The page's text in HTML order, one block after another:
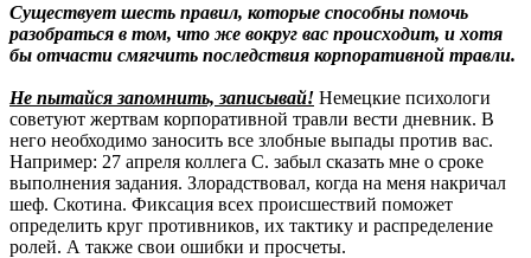
Существует шесть правил, которые способны помочь
разобраться в том, что же вокруг вас происходит, и хотя
бы отчасти смягчить последствия корпоративной травли.
Не пытайся запомнить, записывай! Немецкие психологи
советуют жертвам корпоративной травли вести дневник. В
него необходимо заносить все злобные выпады против вас.
Например: 27 апреля коллега С. забыл сказать мне о сроке
выполнения задания. Злорадствовал, когда на меня накричал
шеф. Скотина. Фиксация всех происшествий поможет
определить круг противников, их тактику и распределение
ролей. А также свои ошибки и просчеты.